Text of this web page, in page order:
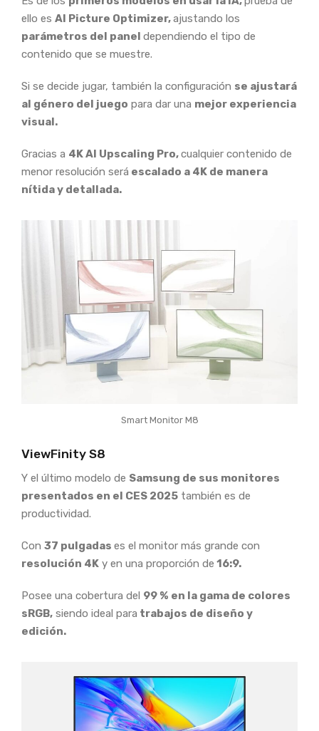
ello es AI Picture Optimizer,ajustando los
parámetros del panel dependiendo el tipo de
contenido que se muestre.
Si se decide jugar, también la configuración se ajustará
al género del juego para dar una mejor experiencia
visual.
Gracias a 4K AI Upscaling Pro,cualquier contenido de
menor resolución será escalado a 4K de manera
nítida y detallada.
Smart Monitor M8
ViewFinity S8
Y el último modelo de Samsung de sus monitores
presentados en el CES 2025 también es de
productividad.
Con 37 pulgadas es el monitor más grande con
resolución 4K y en una proporción de 16:9.
Posee una cobertura del 99 % en la gama de colores
sRGB, siendo ideal para trabajos de diseño y
edición.